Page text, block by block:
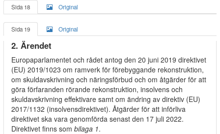
Sida 18 Original
Sida 19 Original
2. Ärendet
Europaparlamentet och rådet antog den 20 juni 2019 direktivet
(EU) 2019/1023 om ramverk för förebyggande rekonstruktion,
om skuldavskrivning och näringsförbud och om åtgärder för att
göra förfaranden rörande rekonstruktion, insolvens och
skuldavskrivning effektivare samt om ändring av direktiv (EU)
2017/1132 (insolvensdirektivet). Åtgärder för att införliva
direktivet ska vara genomförda senast den 17 juli 2022.
Direktivet finns som bilaga 1.